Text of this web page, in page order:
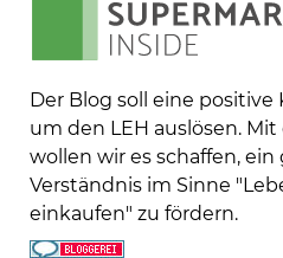
Der Blog soll eine
um den LEH auslösen.
wollen wir es schaffen,
Verständnis im Sinne
einkaufen" zu fördern.